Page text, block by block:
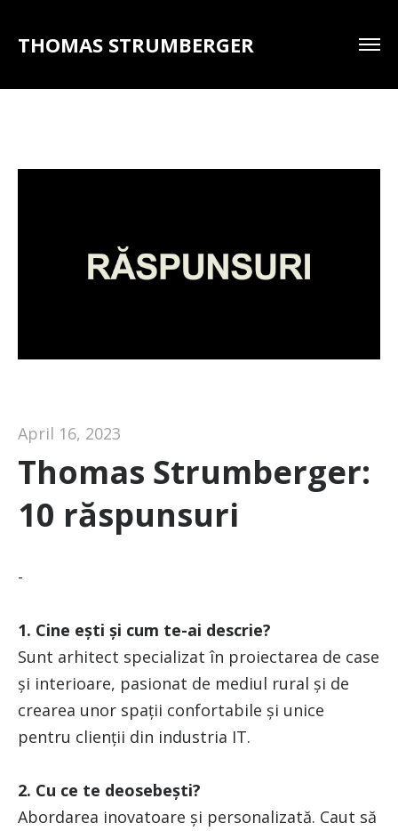
THOMAS STRUMBERGER
April 16, 2023
Thomas Strumberger:
10 răspunsuri
-
1. Cine ești și cum te-ai descrie?
Sunt arhitect specializat în proiectarea de case
și interioare, pasionat de mediul rural și de
crearea unor spații confortabile și unice
pentru clienții din industria IT.
2. Cu ce te deosebești?
Abordarea inovatoare și personalizată. Caut să